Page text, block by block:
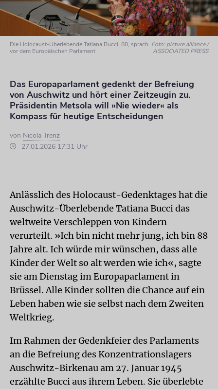
Die Holocaust-Überlebende Tatiana Bucci, 88, sprach
vor dem Europäischen Parlament
Foto: picture alliance /
ASSOCIATED PRESS
Das Europaparlament gedenkt der Befreiung
von Auschwitz und hört einer Zeitzeugin zu.
Präsidentin Metsola will »Nie wieder« als
Kompass für heutige Entscheidungen
von Nicola Trenz
27.01.2026 17:31 Uhr
Anlässlich des Holocaust-Gedenktages hat die
Auschwitz-Überlebende Tatiana Bucci das
weltweite Verschleppen von Kindern
verurteilt. »Ich bin nicht mehr jung, ich bin 88
Jahre alt. Ich würde mir wünschen, dass alle
Kinder der Welt so alt werden wie ich«, sagte
sie am Dienstag im Europaparlament in
Brüssel. Alle Kinder sollten die Chance auf ein
Leben haben wie sie selbst nach dem Zweiten
Weltkrieg.
Im Rahmen der Gedenkfeier des Parlaments
an die Befreiung des Konzentrationslagers
Auschwitz-Birkenau am 27. Januar 1945
erzählte Bucci aus ihrem Leben. Sie überlebte